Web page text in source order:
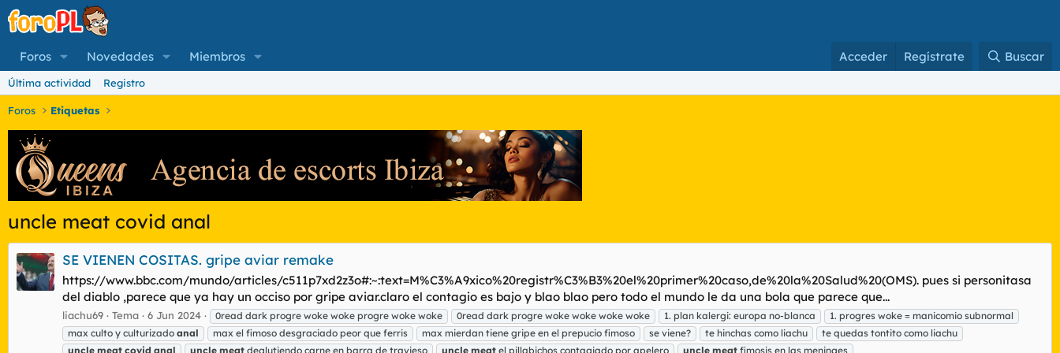
Foros Novedades Miembros Acceder Regístrate Buscar
Última actividad Registro
Foros Etiquetas
uncle meat covid anal
SE VIENEN COSITAS. gripe aviar remake
https://www.bbc.com/mundo/articles/c511p7xd2z3o#:~:text=M%C3%A9xico%20registr%C3%B3%20el%20primer%20caso,de%20la%20Salud%20(OMS). pues si personitasa
del diablo ,parece que ya hay un occiso por gripe aviar.claro el contagio es bajo y blao blao pero todo el mundo le da una bola que parece que...
liachu69 Tema 6 Jun 2024 0read dark progre woke woke progre woke woke 0read dark progre woke woke woke woke 1. plan kalergi: europa no-blanca
1. progres woke = manicomio subnormal
max culto y culturizado anal max el fimoso desgraciado peor que ferris max mierdan tiene gripe en el prepucio fimoso se viene? te hinchas como liachu
te quedas tontito como liachu
uncle meat covid anal uncle meat deglutiendo carne en barra de travieso uncle meat el pillabichos contagiado por apelero uncle meat fimosis en las meninges